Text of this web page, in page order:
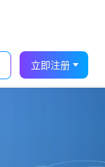
立即注册